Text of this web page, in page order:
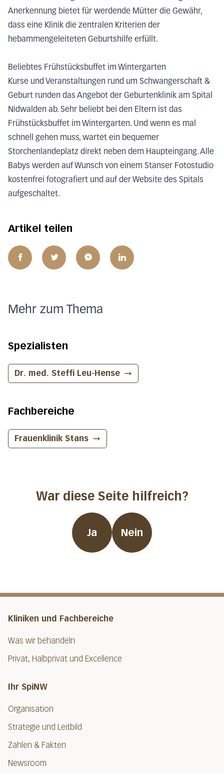
Anerkennung bietet für werdende Mütter die Gewähr,
dass eine Klinik die zentralen Kriterien der
hebammengeleiteten Geburtshilfe erfüllt.
Beliebtes Frühstücksbuffet im Wintergarten
Kurse und Veranstaltungen rund um Schwangerschaft &
Geburt runden das Angebot der Geburtenklinik am Spital
Nidwalden ab. Sehr beliebt bei den Eltern ist das
Frühstücksbuffet im Wintergarten. Und wenn es mal
schnell gehen muss, wartet ein bequemer
Storchenlandeplatz direkt neben dem Haupteingang. Alle
Babys werden auf Wunsch von einem Stanser Fotostudio
kostenfrei fotografiert und auf der Website des Spitals
aufgeschaltet.
Artikel teilen
Mehr zum Thema
Spezialisten
Dr. med. Steffi Leu-Hense
Fachbereiche
FrauenklinikStans
War diese Seite hilfreich?
Ja Nein
Kliniken und Fachbereiche
Was wir behandeln
Privat, Halbprivat und Excellence
Ihr SpiNW
Organisation
Strategie und Leitbild
Zahlen & Fakten
Newsroom